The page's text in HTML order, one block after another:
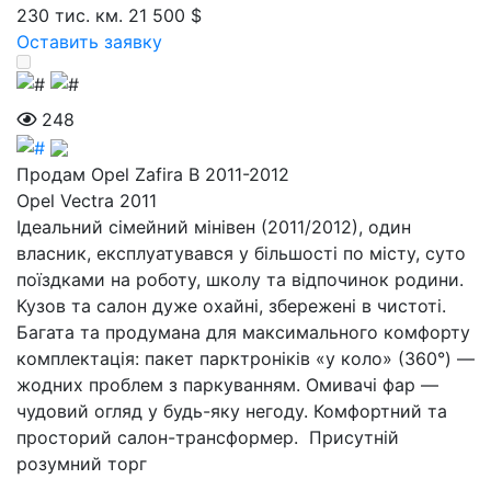
230 тис. км. 21 500 $
Оставить заявку
248
Продам Opel Zafira B 2011-2012
Opel Vectra 2011
Ідеальний сімейний мінівен (2011/2012), один
власник, експлуатувався у більшості по місту, суто
поїздками на роботу, школу та відпочинок родини.
Кузов та салон дуже охайні, збережені в чистоті.
Багата та продумана для максимального комфорту
комплектація: пакет парктроніків «у коло» (360°) —
жодних проблем з паркуванням. Омивачі фар —
чудовий огляд у будь-яку негоду. Комфортний та
просторий салон-трансформер. Присутній
розумний торг